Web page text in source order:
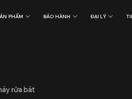
PHẨM BẢO HÀNH ĐẠI LÝ
rửa bát